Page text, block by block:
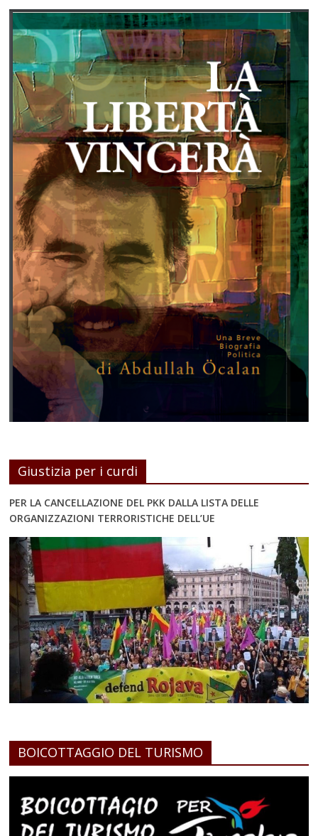
Giustizia per i curdi
PER LA CANCELLAZIONE DEL PKK DALLA LISTA DELLE
ORGANIZZAZIONI TERRORISTICHE DELL’UE
BOICOTTAGGIO DEL TURISMO